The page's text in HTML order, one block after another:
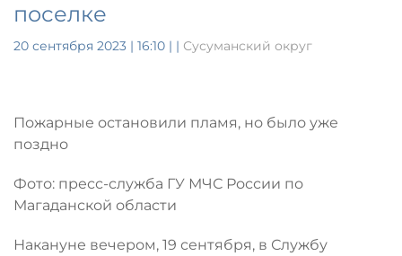
поселке
20 сентября 2023 | 16:10 | | Сусуманский округ
Пожарные остановили пламя, но было уже
поздно
Фото: пресс-служба ГУ МЧС России по
Магаданской области
Накануне вечером, 19 сентября, в Службу